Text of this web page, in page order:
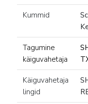
Kummid
Tagumine
käiguvahetaja
Käiguvahetaja
lingid